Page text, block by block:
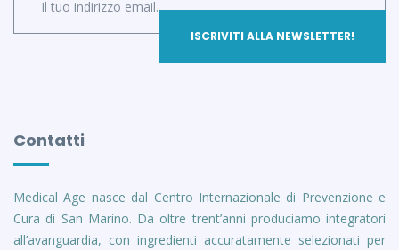
Contatti
Medical Age nasce dal Centro Internazionale di Prevenzione e
Cura di San Marino. Da oltre trent’anni produciamo integratori
all’avanguardia, con ingredienti accuratamente selezionati per